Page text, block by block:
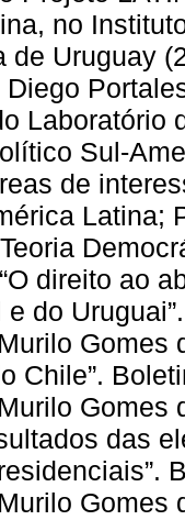
no
de Uruguay
Laboratório
Sul-
de
Latina;
direito ao
do
Gomes
Chile”.
Gomes
das
Gomes